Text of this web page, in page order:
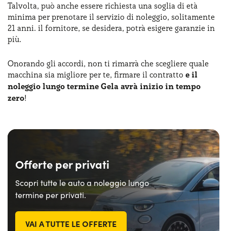
Talvolta, può anche essere richiesta una soglia di età
minima per prenotare il servizio di noleggio, solitamente
21 anni. il fornitore, se desidera, potrà esigere garanzie in
più.
Onorando gli accordi, non ti rimarrà che scegliere quale
macchina sia migliore per te, firmare il contratto e il
noleggio lungo termine Gela avrà inizio in tempo
zero!
Offerte per privati
Scopri tutte le auto a noleggio lungo
termine per privati.
VAI A TUTTE LE OFFERTE